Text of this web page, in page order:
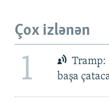
Çox izlənən
1
Tramp:
başa